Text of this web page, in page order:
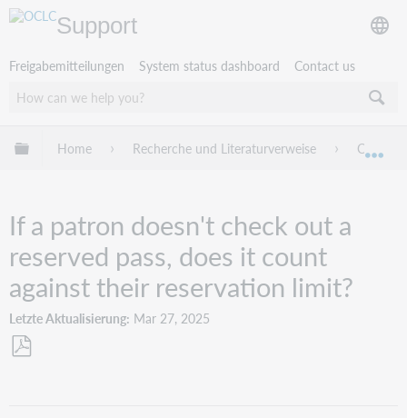
Support
Freigabemitteilungen System status dashboard Contact us
Globale Hierarchie expandieren/verbergen
Home Recherche und Literaturverweise Capira
If a patron doesn't check out a
reserved pass, does it count
against their reservation limit?
Letzte Aktualisierung Mar 27, 2025